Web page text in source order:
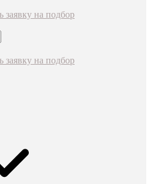
заявку на подбор
заявку на подбор